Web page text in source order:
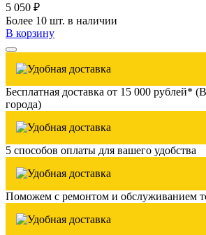
5 050 ₽
Более 10 шт. в наличии
В корзину
Бесплатная доставка от 15 000 рублей*
города)
5 способов оплаты для вашего удобства
Поможем с ремонтом и обслуживанием